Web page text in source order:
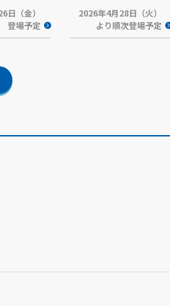
日（金）
登場予定
2026年4月28日（火）
より順次登場予定